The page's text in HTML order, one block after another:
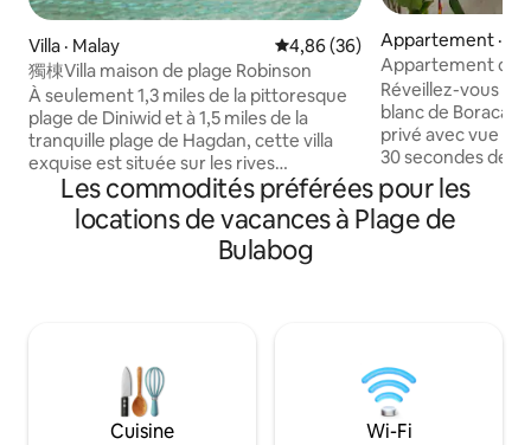
Villa · Malay Note moyenne de 4,86 sur 5,
4,86 (36)
獨棟Villa maison de plage Robinson
À seulement 1,3 miles de la pittoresque
plage de Diniwid et à 1,5 miles de la
tranquille plage de Hagdan, cette villa
exquise est située sur les rives
immaculées de la station Boracay Island
1, cette villa exquise offre le mélange
parfait de luxe et de beauté naturelle.
Avec un emplacement privilégié en bord
principales king size, La chambre de luxe
est à l'avant-garde de la décoration
intérieure. Cette chambre s'est
surpassée de ce qui était attendu d'une
Appartement ·
Appartement de
mer à Boracay
Réveillez-vous
blanc de Boracay
privé avec vue
30 secondes de
appartement de
climatisation, un
une connexion
boissons au
amis. Et lorsque
explorer les bars,
Les commodités préférées pour les
locations de vacances à Plage de
Bulabog
Cuisine Wi-Fi